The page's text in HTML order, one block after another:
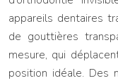
appareils dentaires
de gouttières
mesure, qui
position idéale. Des